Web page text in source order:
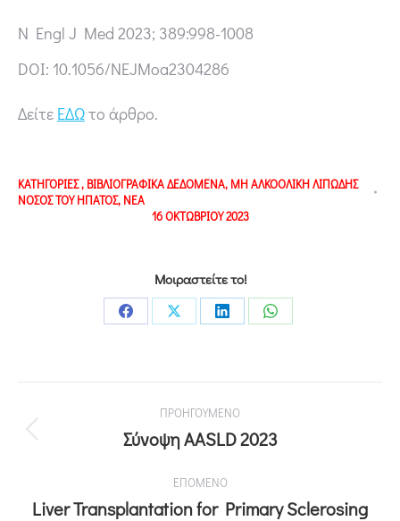
N Engl J Med 2023; 389:998-1008
DOI: 10.1056/NEJMoa2304286
Δείτε ΕΔΩτο άρθρο.
ΚΑΤΗΓΟΡΙΕΣ, ΒΙΒΛΙΟΓΡΑΦΙΚΑ ΔΕΔΟΜΕΝΑ, ΜΗ ΑΛΚΟΟΛΙΚΗ ΛΙΠΩΔΗΣ
ΝΟΣΟΣ ΤΟΥ ΗΠΑΤΟΣ, ΝΕΑ
16 ΟΚΤΩΒΡΙΟΥ 2023
Μοιραστείτε το!
ΠΡΟΗΓΟΥΜΕΝΟ
Σύνοψη AASLD 2023
ΕΠΟΜΕΝΟ
Liver Transplantation for Primary Sclerosing